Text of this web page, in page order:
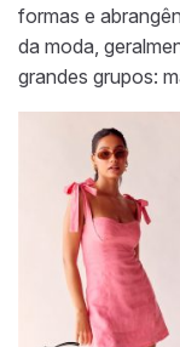
formas e
da moda,
grandes grupos: